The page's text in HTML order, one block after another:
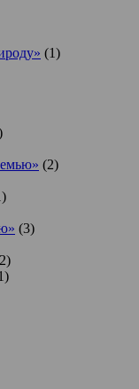
(1)
(2)
(3)